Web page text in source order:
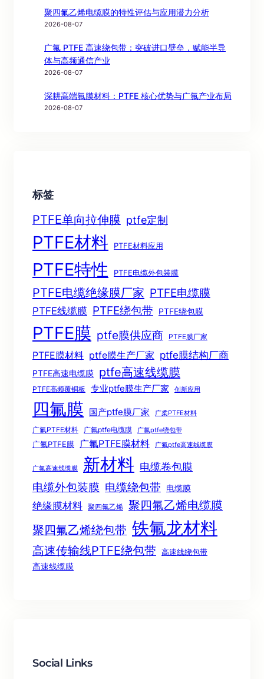
聚四氟乙烯电缆膜的特性评估与应用潜力分析
2026-08-07
广氟 PTFE 高速绕包带：突破进口壁垒，赋能半导
体与高频通信产业
2026-08-07
深耕高端氟膜材料：PTFE 核心优势与广氟产业布局
2026-08-07
标签
PTFE单向拉伸膜 ptfe定制
PTFE材料 PTFE材料应用
PTFE特性 PTFE电缆外包装膜
PTFE电缆绝缘膜厂家 PTFE电缆膜
PTFE线缆膜 PTFE绕包带 PTFE绕包膜
PTFE膜 ptfe膜供应商 PTFE膜厂家
PTFE膜材料 ptfe膜生产厂家 ptfe膜结构厂商
PTFE高速电缆膜 ptfe高速线缆膜
PTFE高频覆铜板 专业ptfe膜生产厂家 创新应用
四氟膜 国产ptfe膜厂家 广柔PTFE材料
广氟PTFE材料 广氟ptfe电缆膜 广氟ptfe绕包带
广氟PTFE膜 广氟PTFE膜材料 广氟ptfe高速线缆膜
广氟高速线缆膜 新材料 电缆卷包膜
电缆外包装膜 电缆绕包带 电缆膜
绝缘膜材料 聚四氟乙烯
聚四氟乙烯电缆膜
聚四氟乙烯绕包带 铁氟龙材料
高速传输线PTFE绕包带
高速线绕包带
高速线缆膜
Social Links